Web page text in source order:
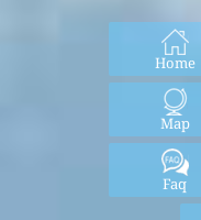
Home
Map
Faq